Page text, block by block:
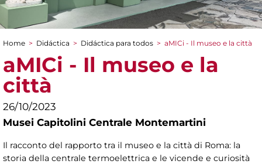
You are here
Home > Didáctica > Didáctica para todos > aMICi - Il museo e la città
aMICi - Il museo e la
città
26/10/2023
Musei Capitolini Centrale Montemartini
Il racconto del rapporto tra il museo e la città di Roma: la
storia della centrale termoelettrica e le vicende e curiosità